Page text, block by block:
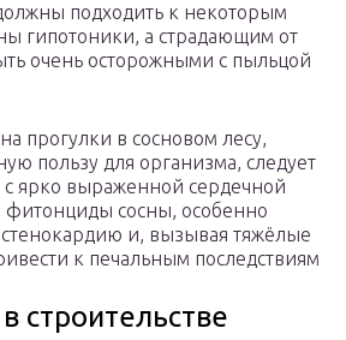
подходить к некоторым
гипотоники, а страдающим от
очень осторожными с пыльцой
прогулки в сосновом лесу,
пользу для организма, следует
ярко выраженной сердечной
фитонциды сосны, особенно
и, вызывая тяжёлые
к печальным последствиям
строительстве